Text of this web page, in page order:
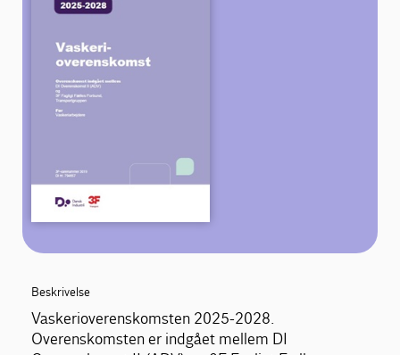
Beskrivelse
Vaskerioverenskomsten 2025-2028.
Overenskomsten er indgået mellem DI